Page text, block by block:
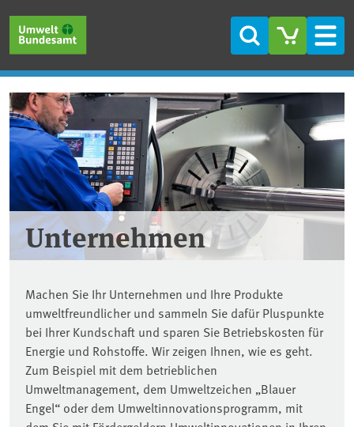
Suche
Unternehmen
Machen Sie Ihr Unternehmen und Ihre Produkte
umweltfreundlicher und sammeln Sie dafür Pluspunkte
bei Ihrer Kundschaft und sparen Sie Betriebskosten für
Energie und Rohstoffe. Wir zeigen Ihnen, wie es geht.
Zum Beispiel mit dem betrieblichen
Umweltmanagement, dem Umweltzeichen „Blauer
Engel“ oder dem Umweltinnovationsprogramm, mit